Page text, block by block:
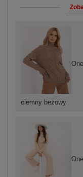
ciemny beżowy